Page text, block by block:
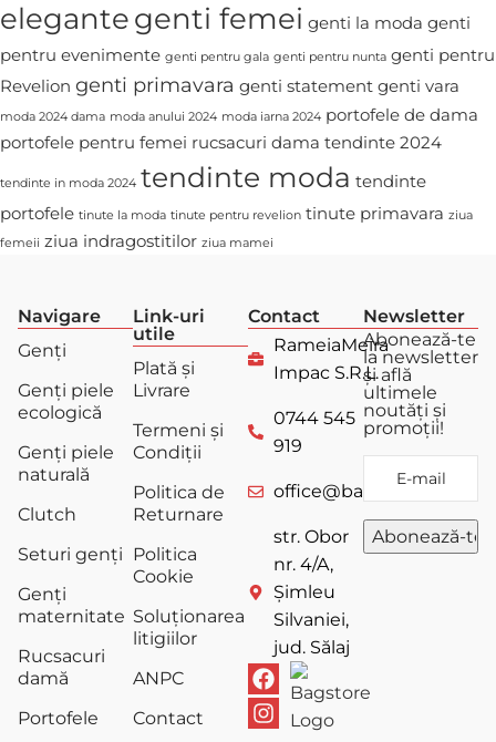
elegantegenti femei genti la moda genti
pentru evenimente genti pentru gala genti pentru nunta genti pentru
Revelion genti primavara genti statement genti vara
moda 2024 dama moda anului 2024 moda iarna 2024 portofele de dama
portofele pentru femei rucsacuri dama tendinte 2024
tendinte in moda 2024 tendinte moda tendinte
portofele tinute la moda tinute pentru revelion tinute primavara ziua
femeii ziua indragostitilor ziua mamei
Navigare
Genți
Genți piele
ecologică
Genți piele
naturală
Clutch
Seturi genți
Genți
maternitate
Rucsacuri
damă
Portofele
Link-uri
utile
Plată și
Livrare
Termeni și
Condiții
Politica de
Returnare
Politica
Cookie
Soluționarea
litigiilor
ANPC
Contact
Contact
RameiaMeira
Impac S.R.L.
0744 545
919
office@bagstore.ro
str. Obor
nr. 4/A,
Șimleu
Silvaniei,
jud. Sălaj
Newsletter
Abonează-te
la newsletter
și află
ultimele
noutăți și
promoții!